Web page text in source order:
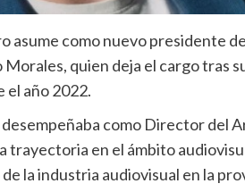
asume como nuevo presidente
Morales, quien deja el cargo tras
el año 2022.
como Director del
en el ámbito
la industria audiovisual en la